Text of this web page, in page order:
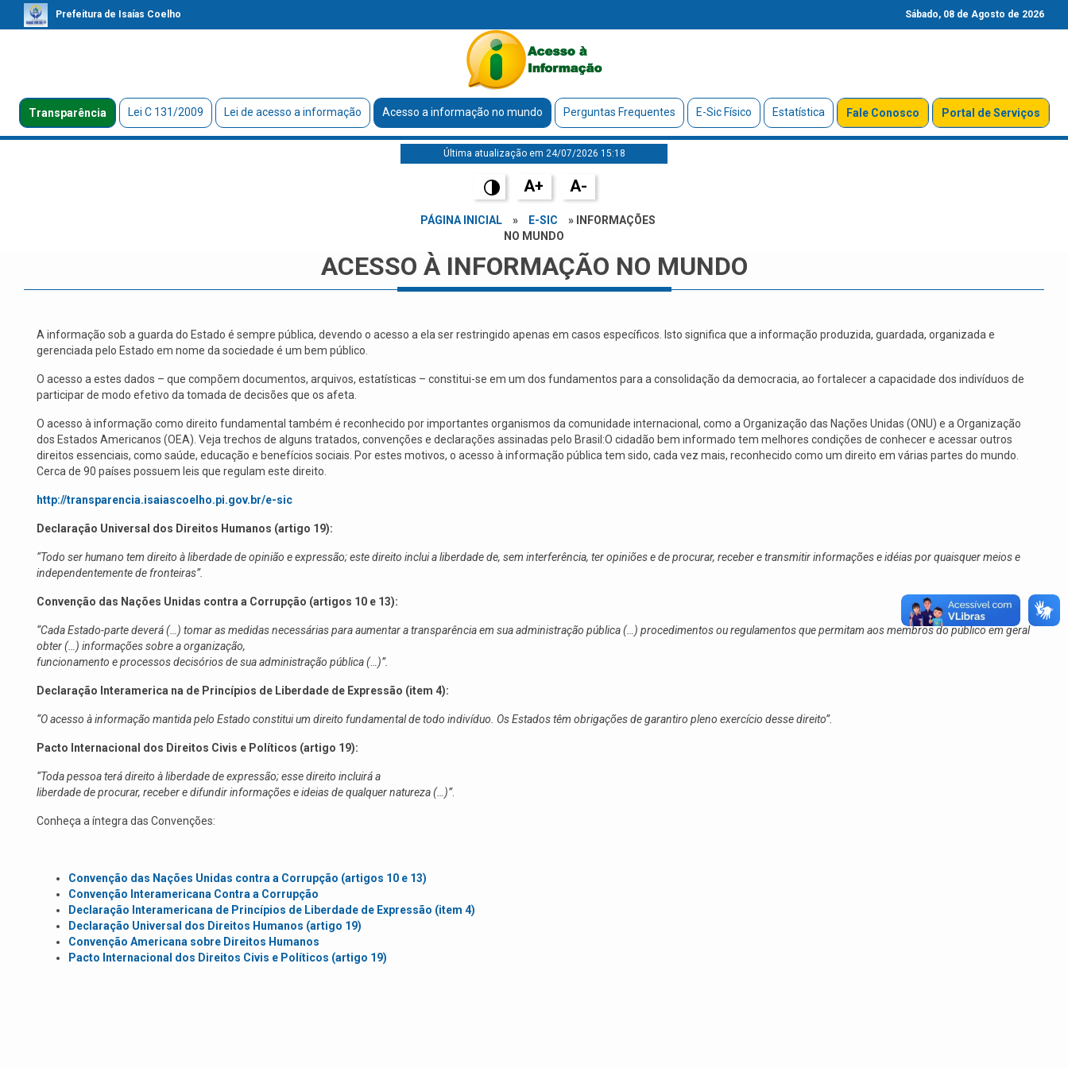
Prefeitura de Isaías Coelho Sábado, 08 de Agosto de 2026
Transparência Lei C 131/2009 Lei de acesso a informação Acesso a informação no mundo Perguntas Frequentes E-Sic Físico Estatística Fale Conosco Portal de Serviços
Última atualização em 24/07/2026 15:18
A+ A-
PÁGINA INICIAL » E-SIC
» INFORMAÇÕES
NO MUNDO
ACESSO À INFORMAÇÃO NO MUNDO
A informação sob a guarda do Estado é sempre pública, devendo o acesso a ela ser restringido apenas em casos específicos. Isto significa que a informação produzida, guardada, organizada e
gerenciada pelo Estado em nome da sociedade é um bem público.
O acesso a estes dados – que compõem documentos, arquivos, estatísticas – constitui-se em um dos fundamentos para a consolidação da democracia, ao fortalecer a capacidade dos indivíduos de
participar de modo efetivo da tomada de decisões que os afeta.
O acesso à informação como direito fundamental também é reconhecido por importantes organismos da comunidade internacional, como a Organização das Nações Unidas (ONU) e a Organização
dos Estados Americanos (OEA). Veja trechos de alguns tratados, convenções e declarações assinadas pelo Brasil:O cidadão bem informado tem melhores condições de conhecer e acessar outros
direitos essenciais, como saúde, educação e benefícios sociais. Por estes motivos, o acesso à informação pública tem sido, cada vez mais, reconhecido como um direito em várias partes do mundo.
Cerca de 90 países possuem leis que regulam este direito.
http://transparencia.isaiascoelho.pi.gov.br/e-sic
Declaração Universal dos Direitos Humanos (artigo 19):
“Todo ser humano tem direito à liberdade de opinião e expressão; este direito inclui a liberdade de, sem interferência, ter opiniões e de procurar, receber e transmitir informações e idéias por quaisquer meios e
independentemente de fronteiras”.
Convenção das Nações Unidas contra a Corrupção (artigos 10 e 13):
“Cada Estado-parte deverá (…) tomar as medidas necessárias para aumentar a transparência em sua administração pública (…) procedimentos ou regulamentos que permitam aos membros do público em geral
obter (…) informações sobre a organização,
funcionamento e processos decisórios de sua administração pública (…)”.
Declaração Interamerica na de Princípios de Liberdade de Expressão (item 4):
“O acesso à informação mantida pelo Estado constitui um direito fundamental de todo indivíduo. Os Estados têm obrigações de garantiro pleno exercício desse direito”.
Pacto Internacional dos Direitos Civis e Políticos (artigo 19):
“Toda pessoa terá direito à liberdade de expressão; esse direito incluirá a
liberdade de procurar, receber e difundir informações e ideias de qualquer natureza (…)”.
Conheça a íntegra das Convenções:
Convenção das Nações Unidas contra a Corrupção (artigos 10 e 13)
Convenção Interamericana Contra a Corrupção
Declaração Interamericana de Princípios de Liberdade de Expressão (item 4)
Declaração Universal dos Direitos Humanos (artigo 19)
Convenção Americana sobre Direitos Humanos
Pacto Internacional dos Direitos Civis e Políticos (artigo 19)